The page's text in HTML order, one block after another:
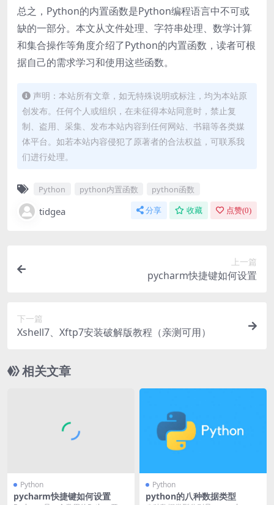
总之，Python的内置函数是Python编程语言中不可或
缺的一部分。本文从文件处理、字符串处理、数学计算
和集合操作等角度介绍了Python的内置函数，读者可根
据自己的需求学习和使用这些函数。
声明：本站所有文章，如无特殊说明或标注，均为本站原
创发布。任何个人或组织，在未征得本站同意时，禁止复
制、盗用、采集、发布本站内容到任何网站、书籍等各类媒
体平台。如若本站内容侵犯了原著者的合法权益，可联系我
们进行处理。
Python python内置函数 python函数
tidgea 分享 收藏 点赞(0)
上一篇
pycharm快捷键如何设置
下一篇
Xshell7、Xftp7安装破解版教程（亲测可用）
相关文章
Python
pycharm快捷键如何设置
Python
python的八种数据类型